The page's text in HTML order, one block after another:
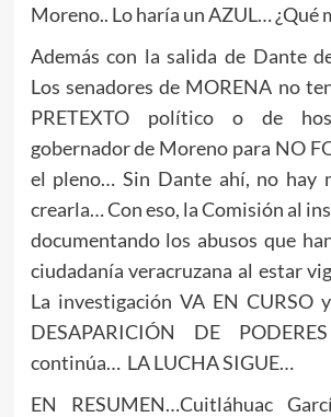
Moreno.. Lo haría un AZUL… ¿Qué
Además con la salida de Dante
Los senadores de MORENA no
PRETEXTO político o de
gobernador de Moreno para NO
el pleno… Sin Dante ahí, no hay
crearla… Con eso, la Comisión al
documentando los abusos que
ciudadanía veracruzana al estar
La investigación VA EN CURSO
DESAPARICIÓN DE
continúa… LA LUCHA SIGUE…
EN RESUMEN…Cuitláhuac